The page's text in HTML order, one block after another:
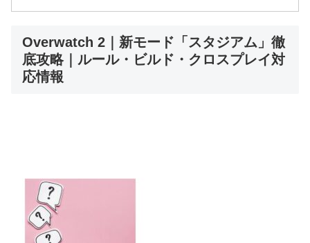
Overwatch 2｜新モード「スタジアム」徹
底攻略｜ルール・ビルド・クロスプレイ対
応情報